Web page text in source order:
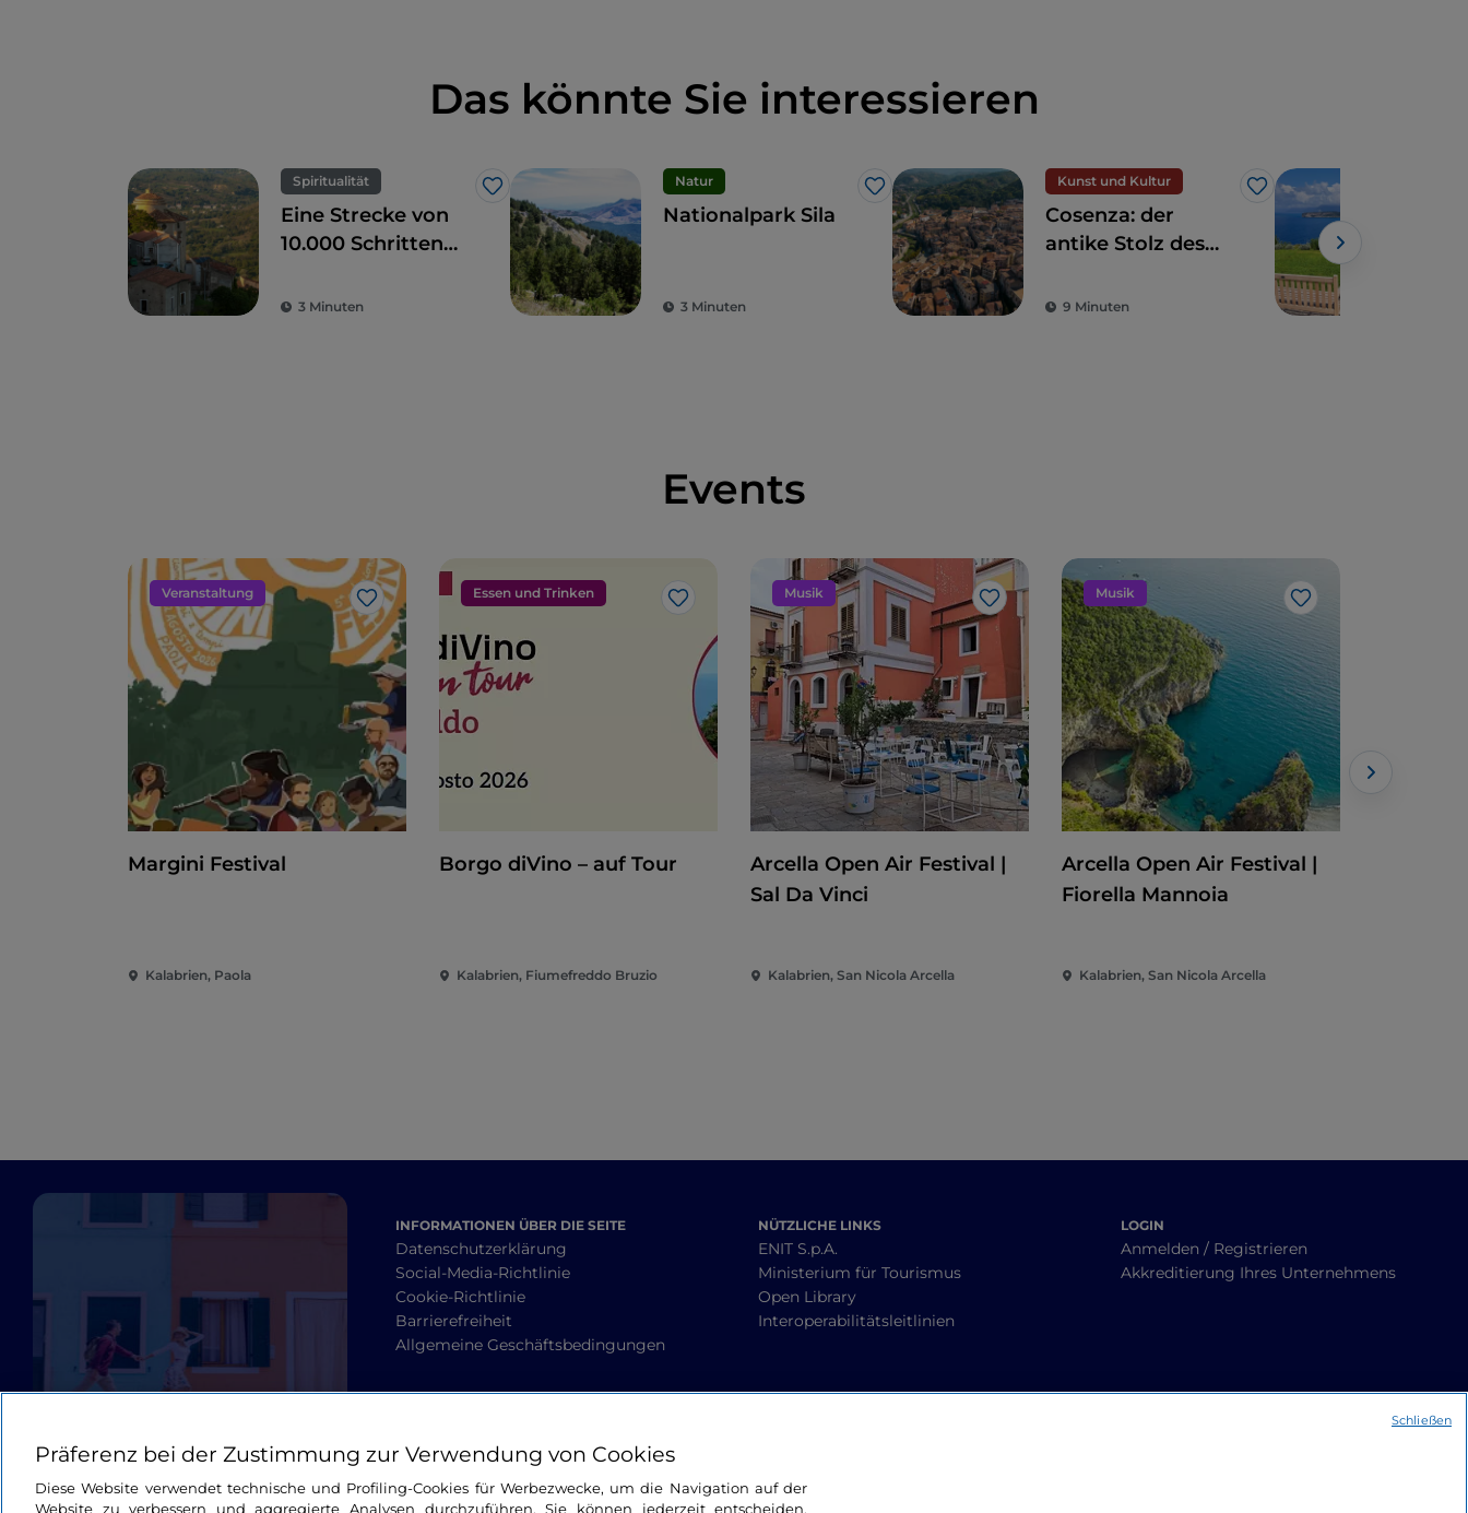
Das könnte Sie interessieren
Spiritualität
Like
Eine Strecke von
10.000 Schritten
des Sacro Monte di
3 Minuten
Natur
Like
Nationalpark Sila
3 Minuten
Kunst und Kultur
Like
Cosenza: der
antike Stolz des
9 Minuten
Events
Veranstaltung
Like
Margini Festival
Kalabrien, Paola
Essen und Trinken
Like
Borgo diVino – auf Tour
Kalabrien, Fiumefreddo Bruzio
Musik
Like
Arcella Open Air Festival |
Sal Da Vinci
Kalabrien, San Nicola Arcella
Musik
Like
Arcella Open Air Festival |
Fiorella Mannoia
Kalabrien, San Nicola Arcella
INFORMATIONEN ÜBER DIE SEITE
Datenschutzerklärung
Social-Media-Richtlinie
Cookie-Richtlinie
Barrierefreiheit
Allgemeine Geschäftsbedingungen
NÜTZLICHE LINKS
ENIT S.p.A.
Ministerium für Tourismus
Open Library
Interoperabilitätsleitlinien
LOGIN
Anmelden / Registrieren
Akkreditierung Ihres Unternehmens
Präferenz bei der Zustimmung zur Verwendung von Cookies
Diese Website verwendet technische und Profiling-Cookies für Werbezwecke, um die Navigation auf der
Website zu verbessern und aggregierte Analysen durchzuführen. Sie können jederzeit entscheiden,
Schließen